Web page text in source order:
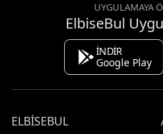
UYGULAMAYA
ElbiseBul
İNDİR
Google Play
ELBISEBUL